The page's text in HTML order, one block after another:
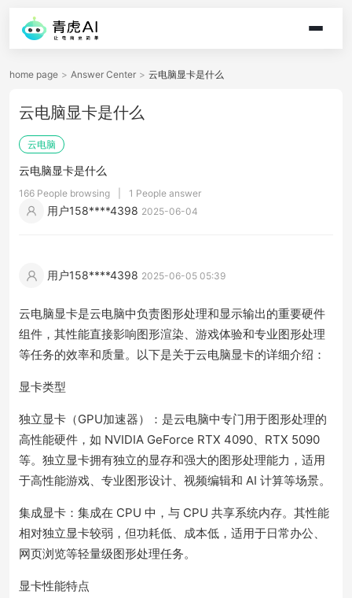
home page > Answer Center > 云电脑显卡是什么
云电脑显卡是什么
云电脑
云电脑显卡是什么
166 People browsing 1 People answer
用户158****4398 2025-06-04
用户158****4398 2025-06-05 05:39
云电脑显卡是云电脑中负责图形处理和显示输出的重要硬件
组件，其性能直接影响图形渲染、游戏体验和专业图形处理
等任务的效率和质量。以下是关于云电脑显卡的详细介绍：
显卡类型
独立显卡（GPU加速器）：是云电脑中专门用于图形处理的
高性能硬件，如 NVIDIA GeForce RTX 4090、RTX 5090
等。独立显卡拥有独立的显存和强大的图形处理能力，适用
于高性能游戏、专业图形设计、视频编辑和 AI 计算等场景。
集成显卡：集成在 CPU 中，与 CPU 共享系统内存。其性能
相对独立显卡较弱，但功耗低、成本低，适用于日常办公、
网页浏览等轻量级图形处理任务。
显卡性能特点